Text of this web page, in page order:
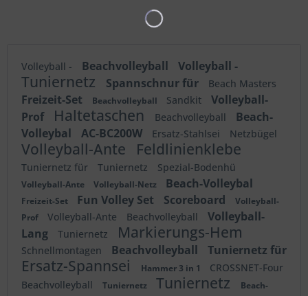
Volleyball - Beachvolleyball Volleyball -
Tuniernetz Spannschnur für Beach Masters
Freizeit-Set Beachvolleyball Sandkit
Volleyball-
Prof
Haltetaschen Beachvolleyball
Beach-
Volleybal
AC-BC200W Ersatz-Stahlsei Netzbügel
Volleyball-Ante Feldlinienklebe
Tuniernetz für Tuniernetz Spezial-Bodenhü
Volleyball-Ante Volleyball-Netz Beach-Volleybal
Freizeit-Set Fun Volley Set Scoreboard
Volleyball-
Prof
Volleyball-Ante Beachvolleyball
Volleyball-
Lang
Tuniernetz Markierungs-Hem
Schnellmontagen Beachvolleyball Tuniernetz für
Ersatz-Spannsei Hammer 3 in 1
CROSSNET-Four
Beachvolleyball
Tuniernetz Tuniernetz
Beach-